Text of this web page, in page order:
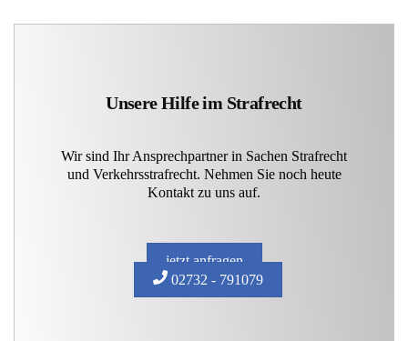
Unsere Hilfe im Strafrecht
Wir sind Ihr Ansprechpartner in Sachen Strafrecht
und Verkehrsstrafrecht. Nehmen Sie noch heute
Kontakt zu uns auf.
jetzt anfragen
02732 - 791079